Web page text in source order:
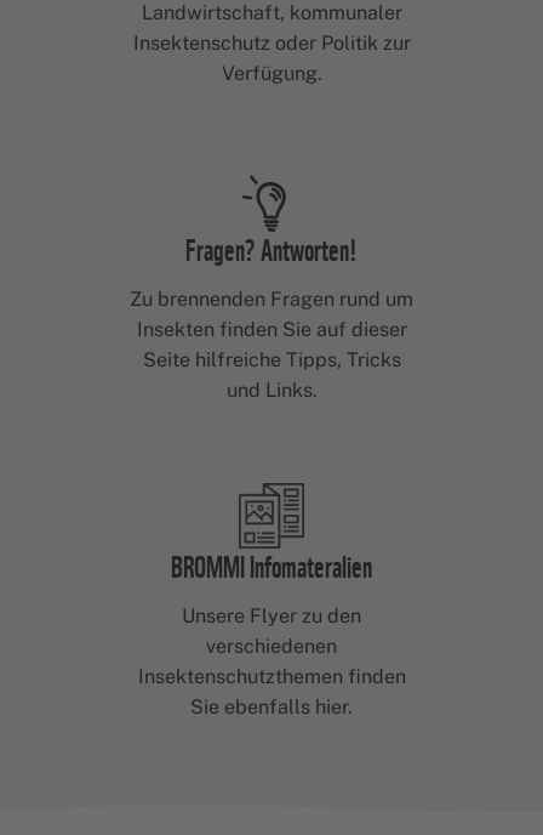
Landwirtschaft, kommunaler
Insektenschutz oder Politik zur
Verfügung.
Fragen? Antworten!
Zu brennenden Fragen rund um
Insekten finden Sie auf dieser
Seite hilfreiche Tipps, Tricks
und Links.
BROMMI Infomateralien
Unsere Flyer zu den
verschiedenen
Insektenschutzthemen finden
Sie ebenfalls hier.